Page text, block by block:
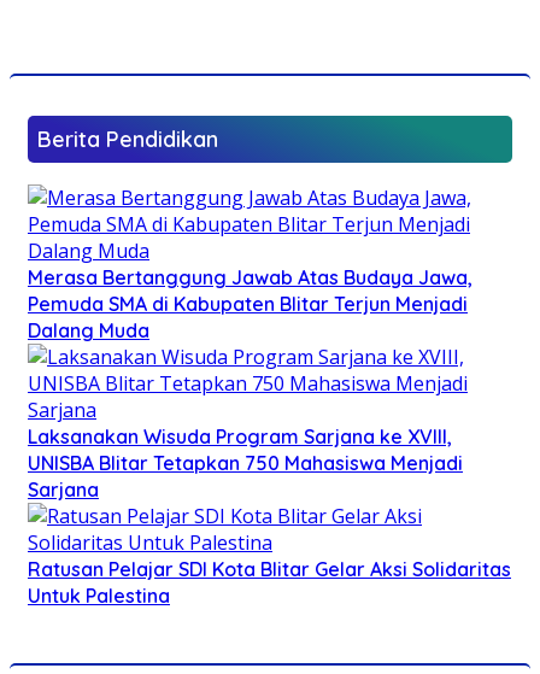
Berita Pendidikan
Merasa Bertanggung Jawab Atas Budaya Jawa,
Pemuda SMA di Kabupaten Blitar Terjun Menjadi
Dalang Muda
Laksanakan Wisuda Program Sarjana ke XVIII,
UNISBA Blitar Tetapkan 750 Mahasiswa Menjadi
Sarjana
Ratusan Pelajar SDI Kota Blitar Gelar Aksi Solidaritas
Untuk Palestina